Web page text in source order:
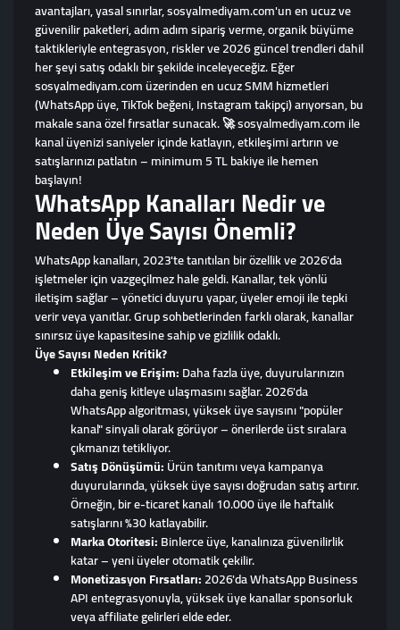
avantajları, yasal sınırlar, sosyalmediyam.com'un en ucuz ve
güvenilir paketleri, adım adım sipariş verme, organik büyüme
taktikleriyle entegrasyon, riskler ve 2026 güncel trendleri dahil
her şeyi satış odaklı bir şekilde inceleyeceğiz. Eğer
sosyalmediyam.com üzerinden en ucuz SMM hizmetleri
(WhatsApp üye, TikTok beğeni, Instagram takipçi) arıyorsan, bu
makale sana özel fırsatlar sunacak. 🚀 sosyalmediyam.com ile
kanal üyenizi saniyeler içinde katlayın, etkileşimi artırın ve
satışlarınızı patlatın – minimum 5 TL bakiye ile hemen
başlayın!
WhatsApp Kanalları Nedir ve
Neden Üye Sayısı Önemli?
WhatsApp kanalları, 2023'te tanıtılan bir özellik ve 2026'da
işletmeler için vazgeçilmez hale geldi. Kanallar, tek yönlü
iletişim sağlar – yönetici duyuru yapar, üyeler emoji ile tepki
verir veya yanıtlar. Grup sohbetlerinden farklı olarak, kanallar
sınırsız üye kapasitesine sahip ve gizlilik odaklı.
Üye Sayısı Neden Kritik?
Etkileşim ve Erişim:Daha fazla üye, duyurularınızın
daha geniş kitleye ulaşmasını sağlar. 2026'da
WhatsApp algoritması, yüksek üye sayısını "popüler
kanal" sinyali olarak görüyor – önerilerde üst sıralara
çıkmanızı tetikliyor.
Satış Dönüşümü:Ürün tanıtımı veya kampanya
duyurularında, yüksek üye sayısı doğrudan satış artırır.
Örneğin, bir e-ticaret kanalı 10.000 üye ile haftalık
satışlarını %30 katlayabilir.
Marka Otoritesi:Binlerce üye, kanalınıza güvenilirlik
katar – yeni üyeler otomatik çekilir.
Monetizasyon Fırsatları:2026'da WhatsApp Business
API entegrasyonuyla, yüksek üye kanallar sponsorluk
veya affiliate gelirleri elde eder.